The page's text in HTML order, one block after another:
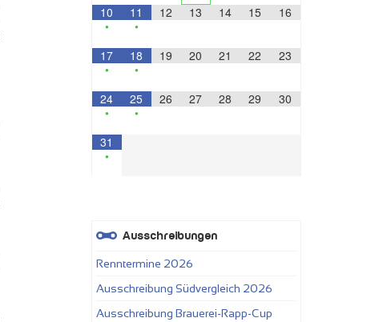
10
•
11
•
12 13 14 15 16
17
•
18
•
19 20 21 22 23
24
•
25
•
26 27 28 29 30
31
•
Ausschreibungen
Renntermine 2026
Ausschreibung Südvergleich 2026
Ausschreibung Brauerei-Rapp-Cup